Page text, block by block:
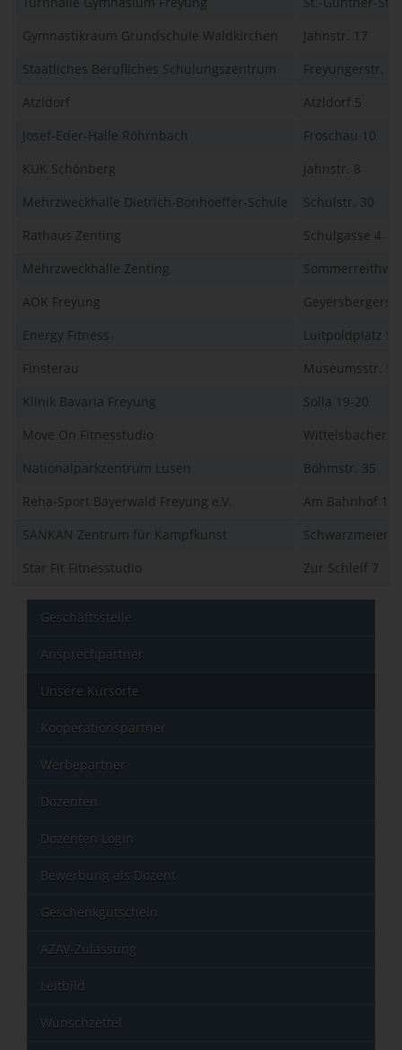
Gymnastikraum Grundschule Waldkirchen
Jahnstr. 17
Staatliches Berufliches Schulungszentrum
Freyungerstr. 8
Atzldorf
Atzldorf 5
Josef-Eder-Halle Röhrnbach
Froschau 10
KUK Schönberg
Jahnstr. 8
Mehrzweckhalle Dietrich-Bonhoeffer-Schule
Schulstr. 30
Rathaus Zenting
Schulgasse 4
Mehrzweckhalle Zenting
AOK Freyung
Energy Fitness
Luitpoldplatz 9
Finsterau
Museumsstr. 51
Klinik Bavaria Freyung
Solla 19-20
Move On Fitnesstudio
Nationalparkzentrum Lusen
Böhmstr. 35
Reha-Sport Bayerwald Freyung e.V.
Am Bahnhof 14
SANKAN Zentrum für Kampfkunst
Star Fit Fitnesstudio
Zur Schleif 7
Geschäftsstelle
Ansprechpartner
Unsere Kursorte
Kooperationspartner
Werbepartner
Dozenten
Dozenten Login
Bewerbung als Dozent
Geschenkgutschein
AZAV-Zulassung
Leitbild
Wunschzettel